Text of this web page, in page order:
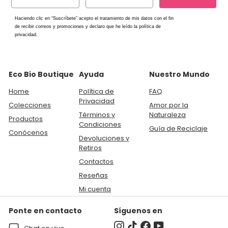
a
a
l
Haciendo clic en “Suscríbete” acepto el tratamiento de mis datos con el fin
de recibir correos y promociones y declaro que he leído la política de
privacidad.
Eco Bio Boutique
Home
Colecciones
Productos
Conócenos
Ayuda
Política de
Privacidad
Términos y
Condiciones
Devoluciones y
Retiros
Contactos
Reseñas
Mi cuenta
Nuestro Mundo
FAQ
Amor por la
Naturaleza
Guía de Reciclaje
Ponte en contacto Síguenos en
Instagram
TikTokFacebook
YouTube